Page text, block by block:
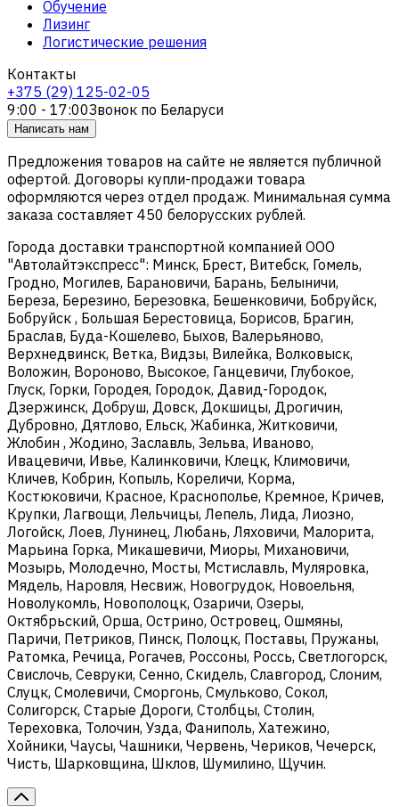
Обучение
Лизинг
Логистические решения
Контакты
+375 (29) 125-02-05
9:00 - 17:00Звонок по Беларуси
Написать нам
Предложения товаров на сайте не является публичной
офертой. Договоры купли-продажи товара
оформляются через отдел продаж. Минимальная сумма
заказа составляет 450 белорусских рублей.
Города доставки транспортной компанией ООО
"Автолайтэкспресс": Минск, Брест, Витебск, Гомель,
Гродно, Могилев, Барановичи, Барань, Белыничи,
Береза, Березино, Березовка, Бешенковичи, Бобруйск,
Бобруйск , Большая Берестовица, Борисов, Брагин,
Браслав, Буда-Кошелево, Быхов, Валерьяново,
Верхнедвинск, Ветка, Видзы, Вилейка, Волковыск,
Воложин, Вороново, Высокое, Ганцевичи, Глубокое,
Глуск, Горки, Городея, Городок, Давид-Городок,
Дзержинск, Добруш, Довск, Докшицы, Дрогичин,
Дубровно, Дятлово, Ельск, Жабинка, Житковичи,
Жлобин , Жодино, Заславль, Зельва, Иваново,
Ивацевичи, Ивье, Калинковичи, Клецк, Климовичи,
Кличев, Кобрин, Копыль, Кореличи, Корма,
Костюковичи, Красное, Краснополье, Кремное, Кричев,
Крупки, Лагвощи, Лельчицы, Лепель, Лида, Лиозно,
Логойск, Лоев, Лунинец, Любань, Ляховичи, Малорита,
Марьина Горка, Микашевичи, Миоры, Михановичи,
Мозырь, Молодечно, Мосты, Мстиславль, Муляровка,
Мядель, Наровля, Несвиж, Новогрудок, Новоельня,
Новолукомль, Новополоцк, Озаричи, Озеры,
Октябрьский, Орша, Острино, Островец, Ошмяны,
Паричи, Петриков, Пинск, Полоцк, Поставы, Пружаны,
Ратомка, Речица, Рогачев, Россоны, Россь, Светлогорск,
Свислочь, Севруки, Сенно, Скидель, Славгород, Слоним,
Слуцк, Смолевичи, Сморгонь, Смульково, Сокол,
Солигорск, Старые Дороги, Столбцы, Столин,
Тереховка, Толочин, Узда, Фаниполь, Хатежино,
Хойники, Чаусы, Чашники, Червень, Чериков, Чечерск,
Чисть, Шарковщина, Шклов, Шумилино, Щучин.